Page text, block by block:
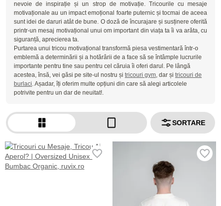
nevoie de inspirație și un strop de motivație. Tricourile cu mesaje
motivaționale au un impact emoțional foarte puternic și tocmai de aceea
sunt idei de daruri atât de bune. O doză de încurajare și susținere oferită
printr-un mesaj motivațional unui om important din viața ta îi va arăta, cu
siguranță, aprecierea ta.
Purtarea unui tricou motivațional transformă piesa vestimentară într-o
emblemă a determinării și a hotărârii de a face să se întâmple lucrurile
importante pentru tine sau pentru cel căruia îi oferi darul. Pe lângă
acestea, însă, vei găsi pe site-ul nostru și tricouri gym, dar și tricouri de
burlaci. Așadar, îți oferim multe opțiuni din care să alegi articolele
potrivite pentru un dar de neuitat!.
SORTARE